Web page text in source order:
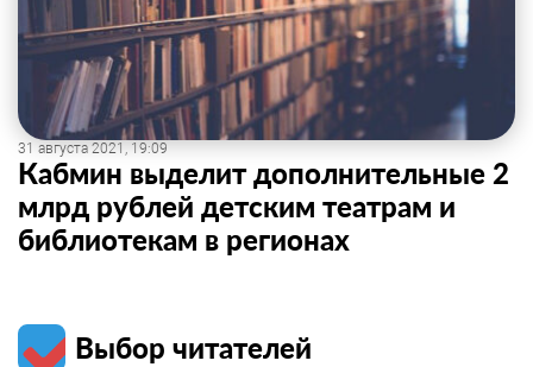
31 августа 2021, 19:09
Кабмин выделит дополнительные 2
млрд рублей детским театрам и
библиотекам в регионах
Выбор читателей